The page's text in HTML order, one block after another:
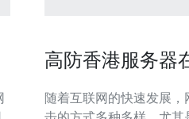
高防香港服务器
随着互联网的快速发展